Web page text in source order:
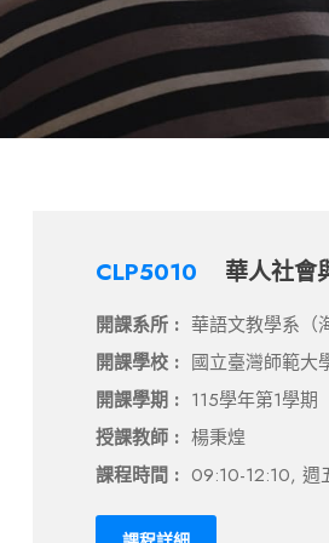
CLP5010 華人社會
開課系所 : 華語文教學系（
開課學校 : 國立臺灣師範大
開課學期 : 115學年第1學期
授課教師 : 楊秉煌
課程時間 : 09:10-12:10, 週